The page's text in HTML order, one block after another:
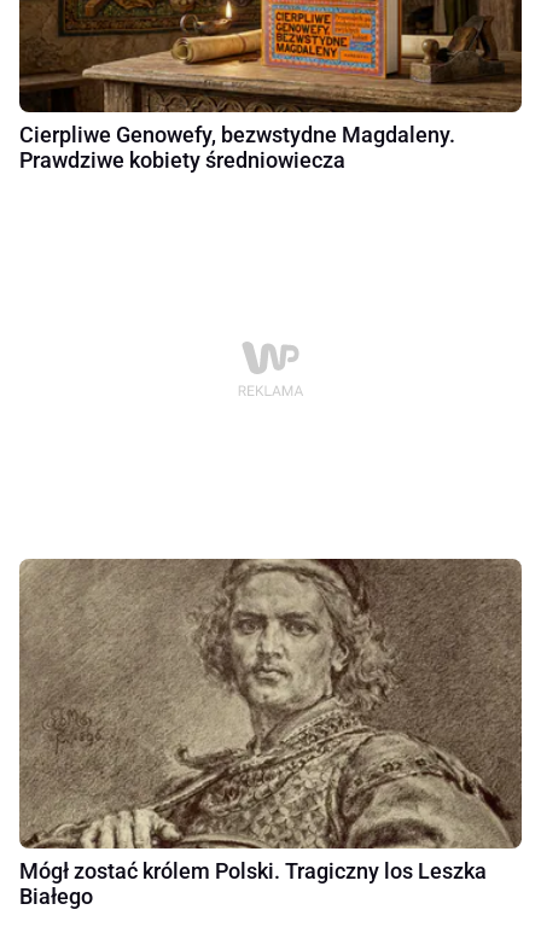
Cierpliwe Genowefy, bezwstydne Magdaleny.
Prawdziwe kobiety średniowiecza
Mógł zostać królem Polski. Tragiczny los Leszka
Białego